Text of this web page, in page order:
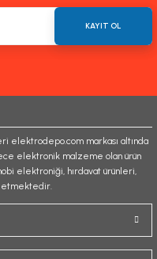
KAYIT OL
elektrodepo.com markası altında
elektronik malzeme olan ürün
elektroniği, hırdavat ürünleri,